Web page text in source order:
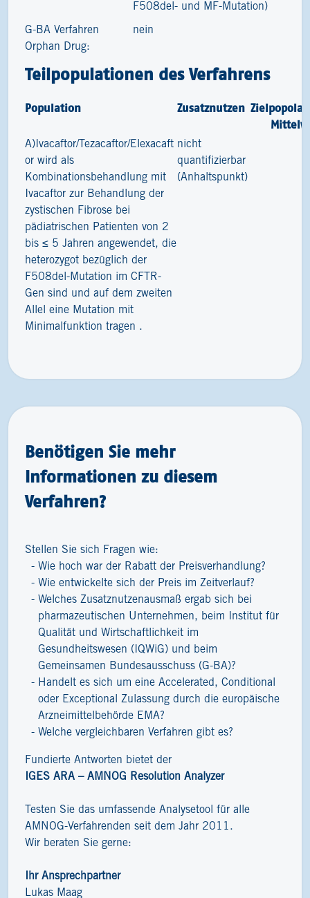
F508del- und MF-Mutation)
G-BA Verfahren
Orphan Drug:
nein
Teilpopulationen des Verfahrens
Population Zusatznutzen
A)Ivacaftor/Tezacaftor/Elexacaft
or wird als
Kombinationsbehandlung mit
Ivacaftor zur Behandlung der
zystischen Fibrose bei
pädiatrischen Patienten von 2
bis ≤ 5 Jahren angewendet, die
heterozygot bezüglich der
F508del-Mutation im CFTR-
Gen sind und auf dem zweiten
Allel eine Mutation mit
Minimalfunktion tragen .
nicht
quantifizierbar
(Anhaltspunkt)
Benötigen Sie mehr
Informationen zu diesem
Verfahren?
Stellen Sie sich Fragen wie:
Wie hoch war der Rabatt der Preisverhandlung?
Wie entwickelte sich der Preis im Zeitverlauf?
Welches Zusatznutzenausmaß ergab sich bei
pharmazeutischen Unternehmen, beim Institut für
Qualität und Wirtschaftlichkeit im
Gesundheitswesen (IQWiG) und beim
Gemeinsamen Bundesausschuss (G-BA)?
Handelt es sich um eine Accelerated, Conditional
oder Exceptional Zulassung durch die europäische
Arzneimittelbehörde EMA?
Welche vergleichbaren Verfahren gibt es?
Fundierte Antworten bietet der
IGES ARA – AMNOG Resolution Analyzer
Testen Sie das umfassende Analysetool für alle
AMNOG-Verfahrenden seit dem Jahr 2011.
Wir beraten Sie gerne:
Ihr Ansprechpartner
Lukas Maag